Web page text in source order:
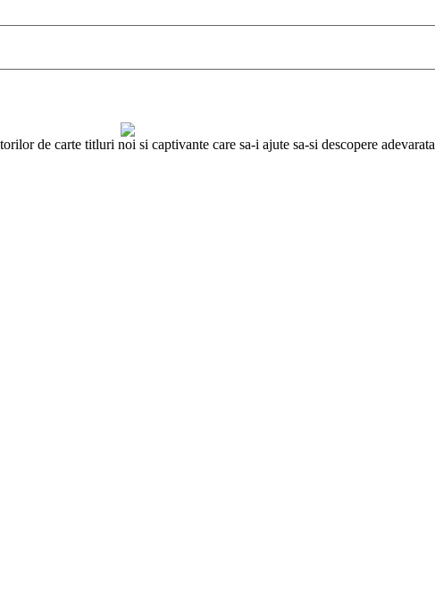
de carte titluri noi si captivante care sa-i ajute sa-si descopere